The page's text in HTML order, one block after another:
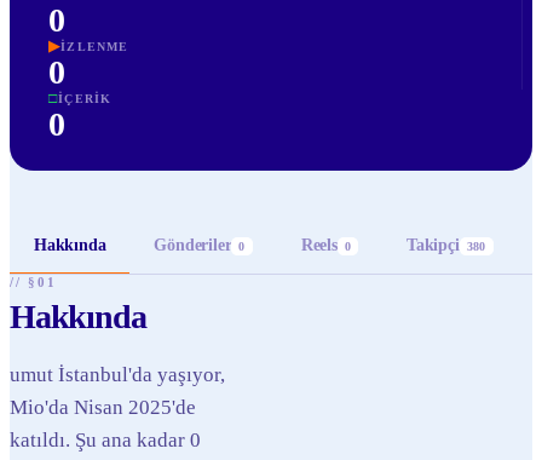
0
▶İZLENME
0
□İÇERIK
0
Hakkında Gönderiler 0 Reels 0 Takipçi 380
// §01
Hakkında
umut İstanbul'da yaşıyor,
Mio'da Nisan 2025'de
katıldı. Şu ana kadar 0